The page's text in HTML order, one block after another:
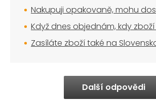
Nakupuji opakovaně, mohu
Když dnes objednám, kdy
Zasíláte zboží také na
Další odpovědi